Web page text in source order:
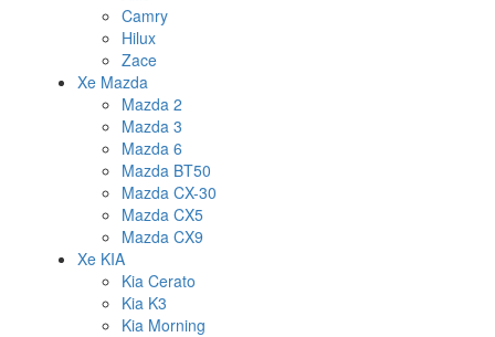
Camry
Hilux
Zace
Xe Mazda
Mazda 2
Mazda 3
Mazda 6
Mazda BT50
Mazda CX-30
Mazda CX5
Mazda CX9
Xe KIA
Kia Cerato
Kia K3
Kia Morning